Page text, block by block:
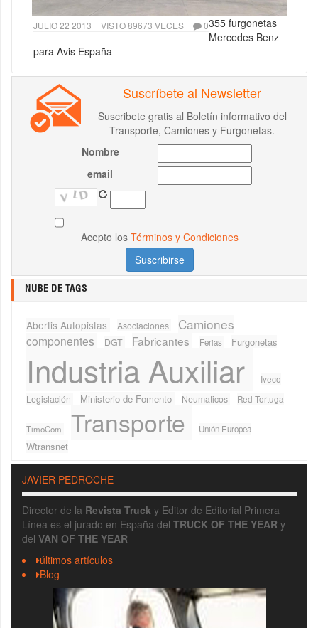
JULIO 22 2013 VISTO 89673 VECES 0355 furgonetas
Mercedes Benz
para Avis España
Suscríbete al Newsletter
Suscribete gratis al Boletín informativo del
Transporte, Camiones y Furgonetas.
Nombre
email
Acepto los Términos y Condiciones
NUBE DE TAGS
Abertis Autopistas Asociaciones Camiones
componentes DGT Fabricantes Ferias Furgonetas
Industria Auxiliar
Iveco
Legislación
Ministerio de Fomento Neumaticos Red Tortuga
TimoCom Transporte Unión Europea
Wtransnet
JAVIER PEDROCHE
Director de la Revista Truck y Editor de Editorial Primera
Línea es el jurado en España del TRUCK OF THE YEAR y
del VAN OF THE YEAR
últimos artículos
Blog